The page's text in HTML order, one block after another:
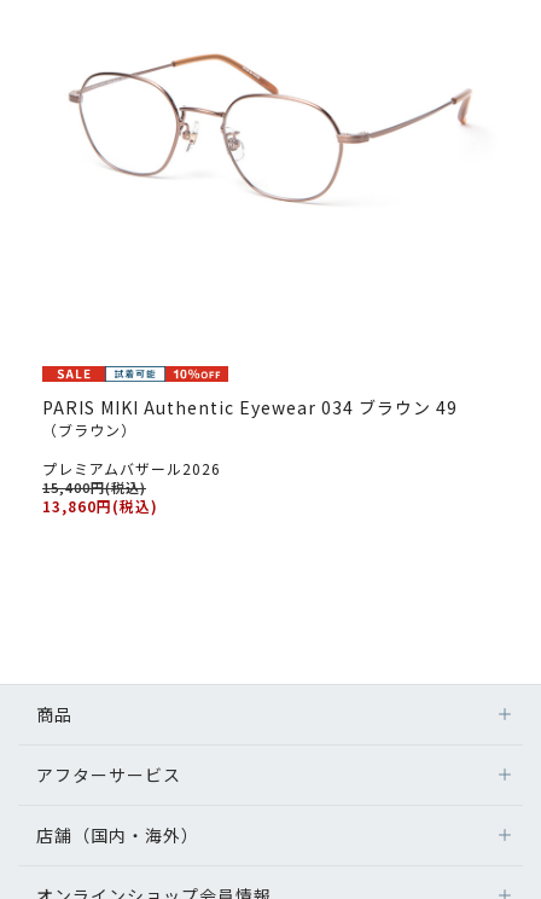
PARIS MIKI Authentic Eyewear 034 ブラウン 49
（ブラウン）
プレミアムバザール2026
15,400円(税込)
13,860円(税込)
商品
アフターサービス
店舗（国内・海外）